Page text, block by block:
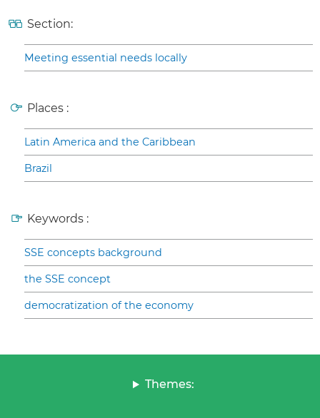
Section:
Meeting essential needs locally
Places :
Latin America and the Caribbean
Brazil
Keywords :
SSE concepts background
the SSE concept
democratization of the economy
Themes: